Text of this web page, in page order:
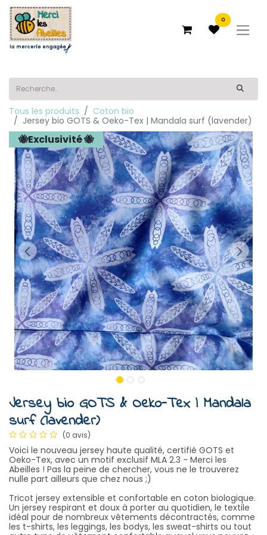
0
Tous les produits
Coton bio
Jersey bio GOTS & Oeko-Tex | Mandala surf (lavender)
🐝Exclusivité 🐝
Jersey bio GOTS & Oeko-Tex | Mandala
surf (lavender)
(0 avis)
Voici le nouveau jersey haute qualité, certifié GOTS et
Oeko-Tex, avec un motif exclusif MLA 2.3 - Merci les
Abeilles ! Pas la peine de chercher, vous ne le trouverez
nulle part ailleurs que chez nous ;)
Tricot jersey extensible et confortable en coton biologique.
Un jersey respirant et doux à porter au quotidien, le textile
idéal pour de nombreux vêtements décontractés, comme
les t-shirts, les leggings, les bodys, les sweat-shirts ou tout